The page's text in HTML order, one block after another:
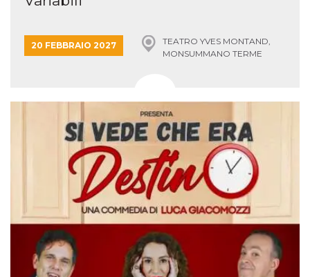
20 FEBBRAIO 2027
TEATRO YVES MONTAND,
MONSUMMANO TERME